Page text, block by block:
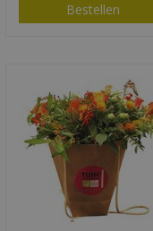
Bestellen